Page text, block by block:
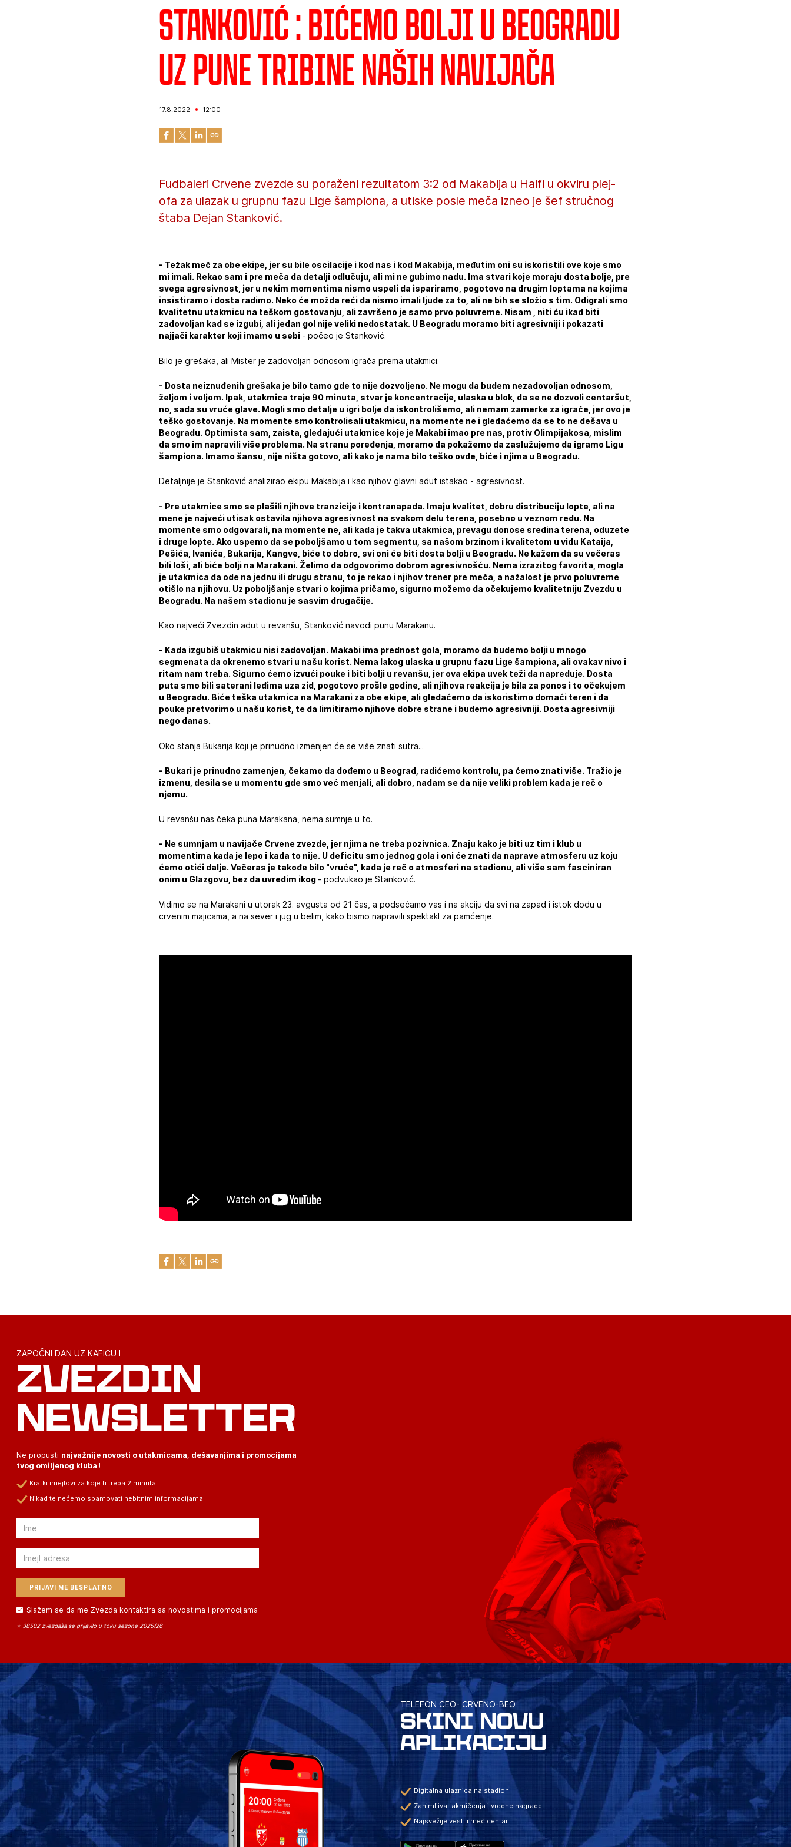
Stanković : Bićemo bolji u Beogradu
uz pune tribine naših navijača
17.8.2022 12:00
Fudbaleri Crvene zvezde su poraženi rezultatom 3:2 od Makabija u Haifi u okviru plej-
ofa za ulazak u grupnu fazu Lige šampiona, a utiske posle meča izneo je šef stručnog
štaba Dejan Stanković.
- Težak meč za obe ekipe, jer su bile oscilacije i kod nas i kod Makabija, međutim oni su iskoristili ove koje smo
mi imali. Rekao sam i pre meča da detalji odlučuju, ali mi ne gubimo nadu. Ima stvari koje moraju dosta bolje, pre
svega agresivnost, jer u nekim momentima nismo uspeli da ispariramo, pogotovo na drugim loptama na kojima
insistiramo i dosta radimo. Neko će možda reći da nismo imali ljude za to, ali ne bih se složio s tim. Odigrali smo
kvalitetnu utakmicu na teškom gostovanju, ali završeno je samo prvo poluvreme. Nisam , niti ću ikad biti
zadovoljan kad se izgubi, ali jedan gol nije veliki nedostatak. U Beogradu moramo biti agresivniji i pokazati
najjači karakter koji imamo u sebi - počeo je Stanković.
Bilo je grešaka, ali Mister je zadovoljan odnosom igrača prema utakmici.
- Dosta neiznuđenih grešaka je bilo tamo gde to nije dozvoljeno. Ne mogu da budem nezadovoljan odnosom,
željom i voljom. Ipak, utakmica traje 90 minuta, stvar je koncentracije, ulaska u blok, da se ne dozvoli centaršut,
no, sada su vruće glave. Mogli smo detalje u igri bolje da iskontrolišemo, ali nemam zamerke za igrače, jer ovo je
teško gostovanje. Na momente smo kontrolisali utakmicu, na momente ne i gledaćemo da se to ne dešava u
Beogradu. Optimista sam, zaista, gledajući utakmice koje je Makabi imao pre nas, protiv Olimpijakosa, mislim
da smo im napravili više problema. Na stranu poređenja, moramo da pokažemo da zaslužujemo da igramo Ligu
šampiona. Imamo šansu, nije ništa gotovo, ali kako je nama bilo teško ovde, biće i njima u Beogradu.
Detaljnije je Stanković analizirao ekipu Makabija i kao njihov glavni adut istakao - agresivnost.
- Pre utakmice smo se plašili njihove tranzicije i kontranapada. Imaju kvalitet, dobru distribuciju lopte, ali na
mene je najveći utisak ostavila njihova agresivnost na svakom delu terena, posebno u veznom redu. Na
momente smo odgovarali, na momente ne, ali kada je takva utakmica, prevagu donose sredina terena, oduzete
i druge lopte. Ako uspemo da se poboljšamo u tom segmentu, sa našom brzinom i kvalitetom u vidu Kataija,
Pešića, Ivanića, Bukarija, Kangve, biće to dobro, svi oni će biti dosta bolji u Beogradu. Ne kažem da su večeras
bili loši, ali biće bolji na Marakani. Želimo da odgovorimo dobrom agresivnošću. Nema izrazitog favorita, mogla
je utakmica da ode na jednu ili drugu stranu, to je rekao i njihov trener pre meča, a nažalost je prvo poluvreme
otišlo na njihovu. Uz poboljšanje stvari o kojima pričamo, sigurno možemo da očekujemo kvalitetniju Zvezdu u
Beogradu. Na našem stadionu je sasvim drugačije.
Kao najveći Zvezdin adut u revanšu, Stanković navodi punu Marakanu.
- Kada izgubiš utakmicu nisi zadovoljan. Makabi ima prednost gola, moramo da budemo bolji u mnogo
segmenata da okrenemo stvari u našu korist. Nema lakog ulaska u grupnu fazu Lige šampiona, ali ovakav nivo i
ritam nam treba. Sigurno ćemo izvući pouke i biti bolji u revanšu, jer ova ekipa uvek teži da napreduje. Dosta
puta smo bili saterani leđima uza zid, pogotovo prošle godine, ali njihova reakcija je bila za ponos i to očekujem
u Beogradu. Biće teška utakmica na Marakani za obe ekipe, ali gledaćemo da iskoristimo domaći teren i da
pouke pretvorimo u našu korist, te da limitiramo njihove dobre strane i budemo agresivniji. Dosta agresivniji
nego danas.
Oko stanja Bukarija koji je prinudno izmenjen će se više znati sutra...
- Bukari je prinudno zamenjen, čekamo da dođemo u Beograd, radićemo kontrolu, pa ćemo znati više. Tražio je
izmenu, desila se u momentu gde smo već menjali, ali dobro, nadam se da nije veliki problem kada je reč o
njemu.
U revanšu nas čeka puna Marakana, nema sumnje u to.
- Ne sumnjam u navijače Crvene zvezde, jer njima ne treba pozivnica. Znaju kako je biti uz tim i klub u
momentima kada je lepo i kada to nije. U deficitu smo jednog gola i oni će znati da naprave atmosferu uz koju
ćemo otići dalje. Večeras je takođe bilo "vruće", kada je reč o atmosferi na stadionu, ali više sam fasciniran
onim u Glazgovu, bez da uvredim ikog - podvukao je Stanković.
Vidimo se na Marakani u utorak 23. avgusta od 21 čas, a podsećamo vas i na akciju da svi na zapad i istok dođu u
crvenim majicama, a na sever i jug u belim, kako bismo napravili spektakl za pamćenje.
ZAPOČNI DAN UZ KAFICU I
ZVEZDIN
NEWSLETTER
Ne propusti najvažnije novosti o utakmicama, dešavanjima i promocijama
tvog omiljenog kluba !
Kratki imejlovi za koje ti treba 2 minuta
Nikad te nećemo spamovati nebitnim informacijama
Email
Email
Slažem se da me Zvezda kontaktira sa novostima i promocijama
⭐ 38502 zvezdaša se prijavilo u toku sezone 2025/26
TELEFON CEO- CRVENO-BEO
SKINI NOVU
APLIKACIJU
Digitalna ulaznica na stadion
Zanimljiva takmičenja i vredne nagrade
Najsvežije vesti i meč centar